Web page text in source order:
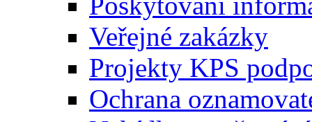
Veřejné zakázky
Projekty KPS
Ochrana